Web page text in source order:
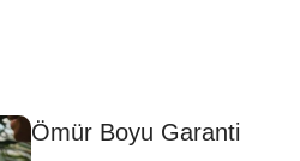
Ömür Boyu Garanti